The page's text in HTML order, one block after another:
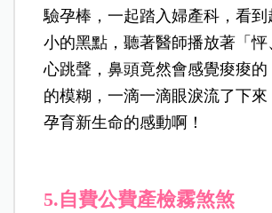
驗孕棒，一起踏入婦產科，看
小的黑點，聽著醫師播放著「
心跳聲，鼻頭竟然會感覺痠痠
的模糊，一滴一滴眼淚流了下
孕育新生命的感動啊！
5.自費公費產檢霧煞煞